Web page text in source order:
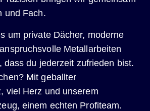
und Fach.
um private Dächer, moderne
Metallarbeiten
dass du jederzeit zufrieden bist.
Mit geballter
viel Herz und unserem
einem echten Profiteam.